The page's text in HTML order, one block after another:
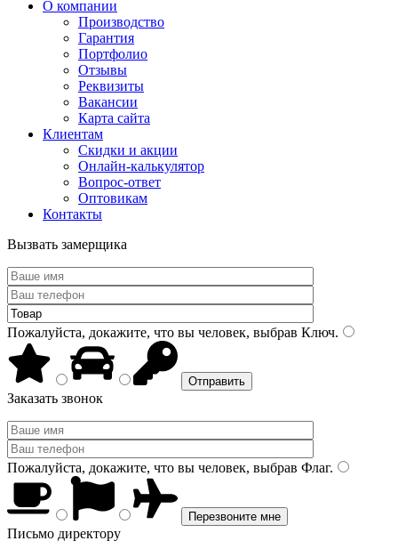
О компании
Производство
Гарантия
Портфолио
Отзывы
Реквизиты
Вакансии
Карта сайта
Клиентам
Скидки и акции
Онлайн-калькулятор
Вопрос-ответ
Оптовикам
Контакты
Вызвать замерщика
Пожалуйста, докажите, что вы человек, выбрав Ключ.
Заказать звонок
Пожалуйста, докажите, что вы человек, выбрав Флаг.
Письмо директору